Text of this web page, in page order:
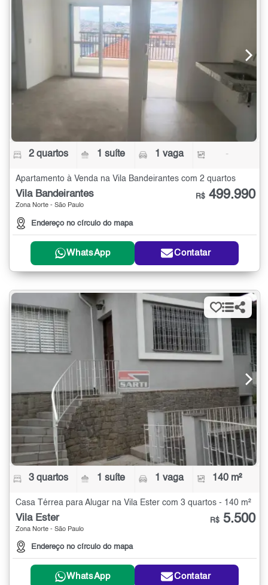
2 quartos 1 suíte 1 vaga -
Apartamento à Venda na Vila Bandeirantes com 2 quartos
Vila Bandeirantes
Zona Norte - São Paulo
Endereço no círculo do mapa
R$ 499.990
WhatsApp Contatar
3 quartos 1 suíte 1 vaga 140 m²
Casa Térrea para Alugar na Vila Ester com 3 quartos - 140 m²
Vila Ester
Zona Norte - São Paulo
Endereço no círculo do mapa
R$ 5.500
WhatsApp Contatar